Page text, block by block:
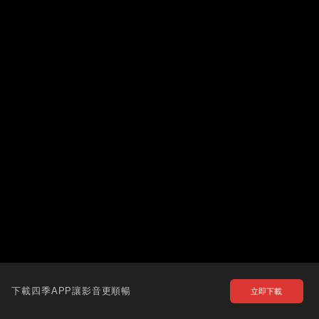
下載四季APP讓影音更順暢 立即下載